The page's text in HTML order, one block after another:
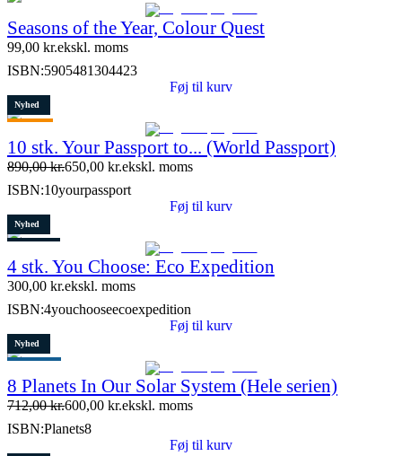
Seasons of the Year, Colour Quest
99,00 kr.ekskl. moms
ISBN:5905481304423
Føj til kurv
Nyhed
Restparti
9 stk. tilbage
10 stk. Your Passport to... (World Passport)
890,00kr.650,00 kr.ekskl. moms
ISBN:10yourpassport
Føj til kurv
Nyhed
7 stk. tilbage
4 stk. You Choose: Eco Expedition
300,00 kr.ekskl. moms
ISBN:4youchooseecoexpedition
Føj til kurv
Nyhed
Tilbud
Restparti
15 stk. tilbage
8 Planets In Our Solar System (Hele serien)
712,00kr.600,00 kr.ekskl. moms
ISBN:Planets8
Føj til kurv